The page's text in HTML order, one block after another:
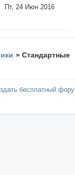
Пт, 24 Июн 2016
»Стандартные
бесплатный